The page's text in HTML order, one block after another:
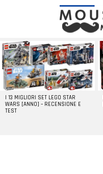
LATEST
STORIES
I 13 MIGLIORI SET LEGO STAR
WARS [ANNO] – RECENSIONE E
TEST